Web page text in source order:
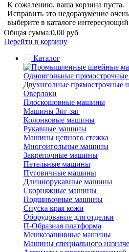
К сожалению, ваша корзина пуста.
Исправить это недоразумение
выберите в каталоге
Общая сумма:0,00 руб
Перейти в корзину
Каталог
Одноигольные
Двухиголные
Оверлоки
Плоскошовные машины
Машины Зиг-заг
Колонковые машины
Рукавные машины
Машины цепного стежка
Многоигольные машины
Закрепочные машины
Петельные машины
Пуговичные машины
Длиннорукавные машины
Скорняжные машины
Подшивочные машины
Спуска края кожи
Оборудование для отделки
П-Образная платформа
Мешкозашивные машины
Машины специального